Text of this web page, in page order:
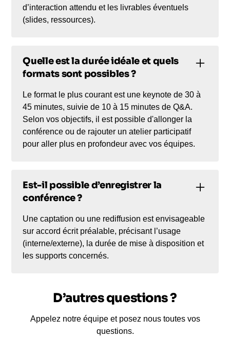
d’interaction attendu et les livrables éventuels
(slides, ressources).
Quelle est la durée idéale et quels
formats sont possibles ?
Le format le plus courant est une keynote de 30 à
45 minutes, suivie de 10 à 15 minutes de Q&A.
Selon vos objectifs, il est possible d'allonger la
conférence ou de rajouter un atelier participatif
pour aller plus en profondeur avec vos équipes.
Est-il possible d’enregistrer la
conférence ?
Une captation ou une rediffusion est envisageable
sur accord écrit préalable, précisant l’usage
(interne/externe), la durée de mise à disposition et
les supports concernés.
D’autres questions ?
Appelez notre équipe et posez nous toutes vos
questions.